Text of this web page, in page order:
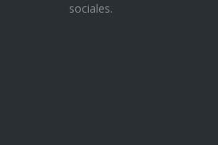
sociales.